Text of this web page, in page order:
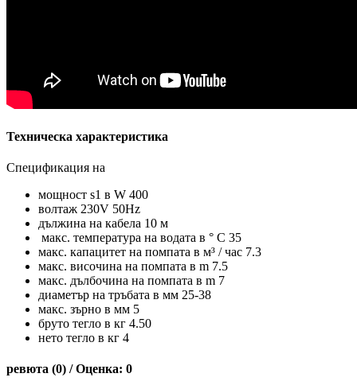
Техническа характеристика
Спецификация на
мощност s1 в W 400
волтаж 230V 50Hz
дължина на кабела 10 м
макс. температура на водата в ° C 35
макс. капацитет на помпата в м³ / час 7.3
макс. височина на помпата в m 7.5
макс. дълбочина на помпата в m 7
диаметър на тръбата в мм 25-38
макс. зърно в мм 5
бруто тегло в кг 4.50
нето тегло в кг 4
ревюта (0) / Оценка: 0